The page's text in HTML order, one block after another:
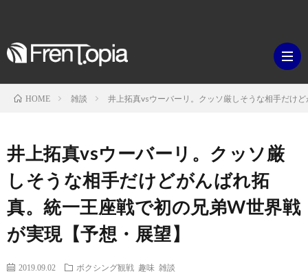
グ
刊
ボ
HOME 雑談 井上拓真vsウーバーリ。クッソ厳しそうな相手だけ
井上拓真vsウーバーリ。クッソ厳
しそうな相手だけどがんばれ拓
真。統一王座戦で初の兄弟W世界戦
が実現【予想・展望】
2019.09.02 ボクシング観戦 趣味 雑談